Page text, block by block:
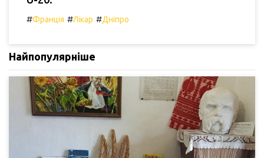
#Франція #Лікар #Дніпро
Найпопулярніше